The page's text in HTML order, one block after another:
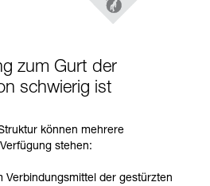
zum Gurt der
schwierig ist
können mehrere
stehen:
Verbindungsmittel der gestürzten